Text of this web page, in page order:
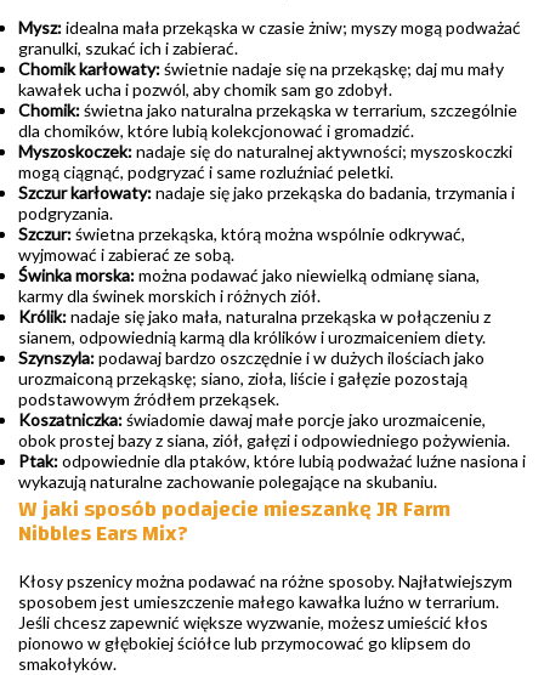
Mysz:idealna mała przekąska w czasie żniw; myszy mogą podważać
granulki, szukać ich i zabierać.
Chomik karłowaty:świetnie nadaje się na przekąskę; daj mu mały
kawałek ucha i pozwól, aby chomik sam go zdobył.
Chomik:świetna jako naturalna przekąska w terrarium, szczególnie
dla chomików, które lubią kolekcjonować i gromadzić.
Myszoskoczek:nadaje się do naturalnej aktywności; myszoskoczki
mogą ciągnąć, podgryzać i same rozluźniać peletki.
Szczur karłowaty:nadaje się jako przekąska do badania, trzymania i
podgryzania.
Szczur:świetna przekąska, którą można wspólnie odkrywać,
wyjmować i zabierać ze sobą.
Świnka morska:można podawać jako niewielką odmianę siana,
karmy dla świnek morskich i różnych ziół.
Królik:nadaje się jako mała, naturalna przekąska w połączeniu z
sianem, odpowiednią karmą dla królików i urozmaiceniem diety.
Szynszyla:podawaj bardzo oszczędnie i w dużych ilościach jako
urozmaiconą przekąskę; siano, zioła, liście i gałęzie pozostają
podstawowym źródłem przekąsek.
Koszatniczka:świadomie dawaj małe porcje jako urozmaicenie,
obok prostej bazy z siana, ziół, gałęzi i odpowiedniego pożywienia.
Ptak:odpowiednie dla ptaków, które lubią podważać luźne nasiona i
wykazują naturalne zachowanie polegające na skubaniu.
W jaki sposób podajecie mieszankę JR Farm
Nibbles Ears Mix?
Kłosy pszenicy można podawać na różne sposoby. Najłatwiejszym
sposobem jest umieszczenie małego kawałka luźno w terrarium.
Jeśli chcesz zapewnić większe wyzwanie, możesz umieścić kłos
pionowo w głębokiej ściółce lub przymocować go klipsem do
smakołyków.